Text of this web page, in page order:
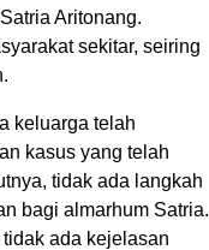
Aritonang.
sekitar, seiring
keluarga telah
kasus yang telah
tidak ada langkah
bagi almarhum Satria.
ada kejelasan